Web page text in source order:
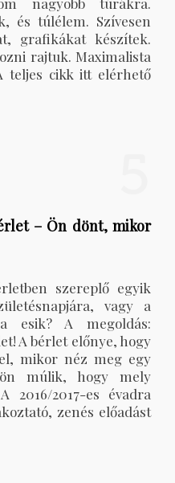
és túlélem. Szívesen
grafikákat készítek.
rajtuk. Maximalista
teljes cikk itt elérhető
– Ön dönt, mikor
szereplő egyik
vagy a
esik? A megoldás:
A bérlet előnye, hogy
mikor néz meg egy
múlik, hogy mely
2016/2017-es évadra
zenés előadást